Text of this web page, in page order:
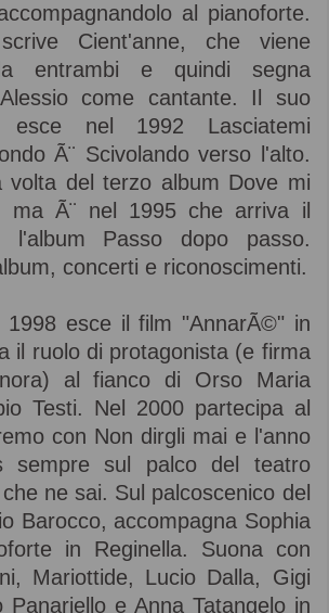
al pianoforte.
Cient'anne, che viene
entrambi e quindi segna
come cantante. Il suo
esce nel 1992 Lasciatemi
Ã¨ Scivolando verso l'alto.
volta del terzo album Dove mi
ma Ã¨ nel 1995 che arriva il
l'album Passo dopo passo.
concerti e riconoscimenti.
esce il film "AnnarÃ©" in
il ruolo di protagonista (e firma
al fianco di Orso Maria
Testi. Nel 2000 partecipa al
con Non dirgli mai e l'anno
sempre sul palco del teatro
ne sai. Sul palcoscenico del
Barocco, accompagna Sophia
in Reginella. Suona con
Mariottide, Lucio Dalla, Gigi
Panariello e Anna Tatangelo in